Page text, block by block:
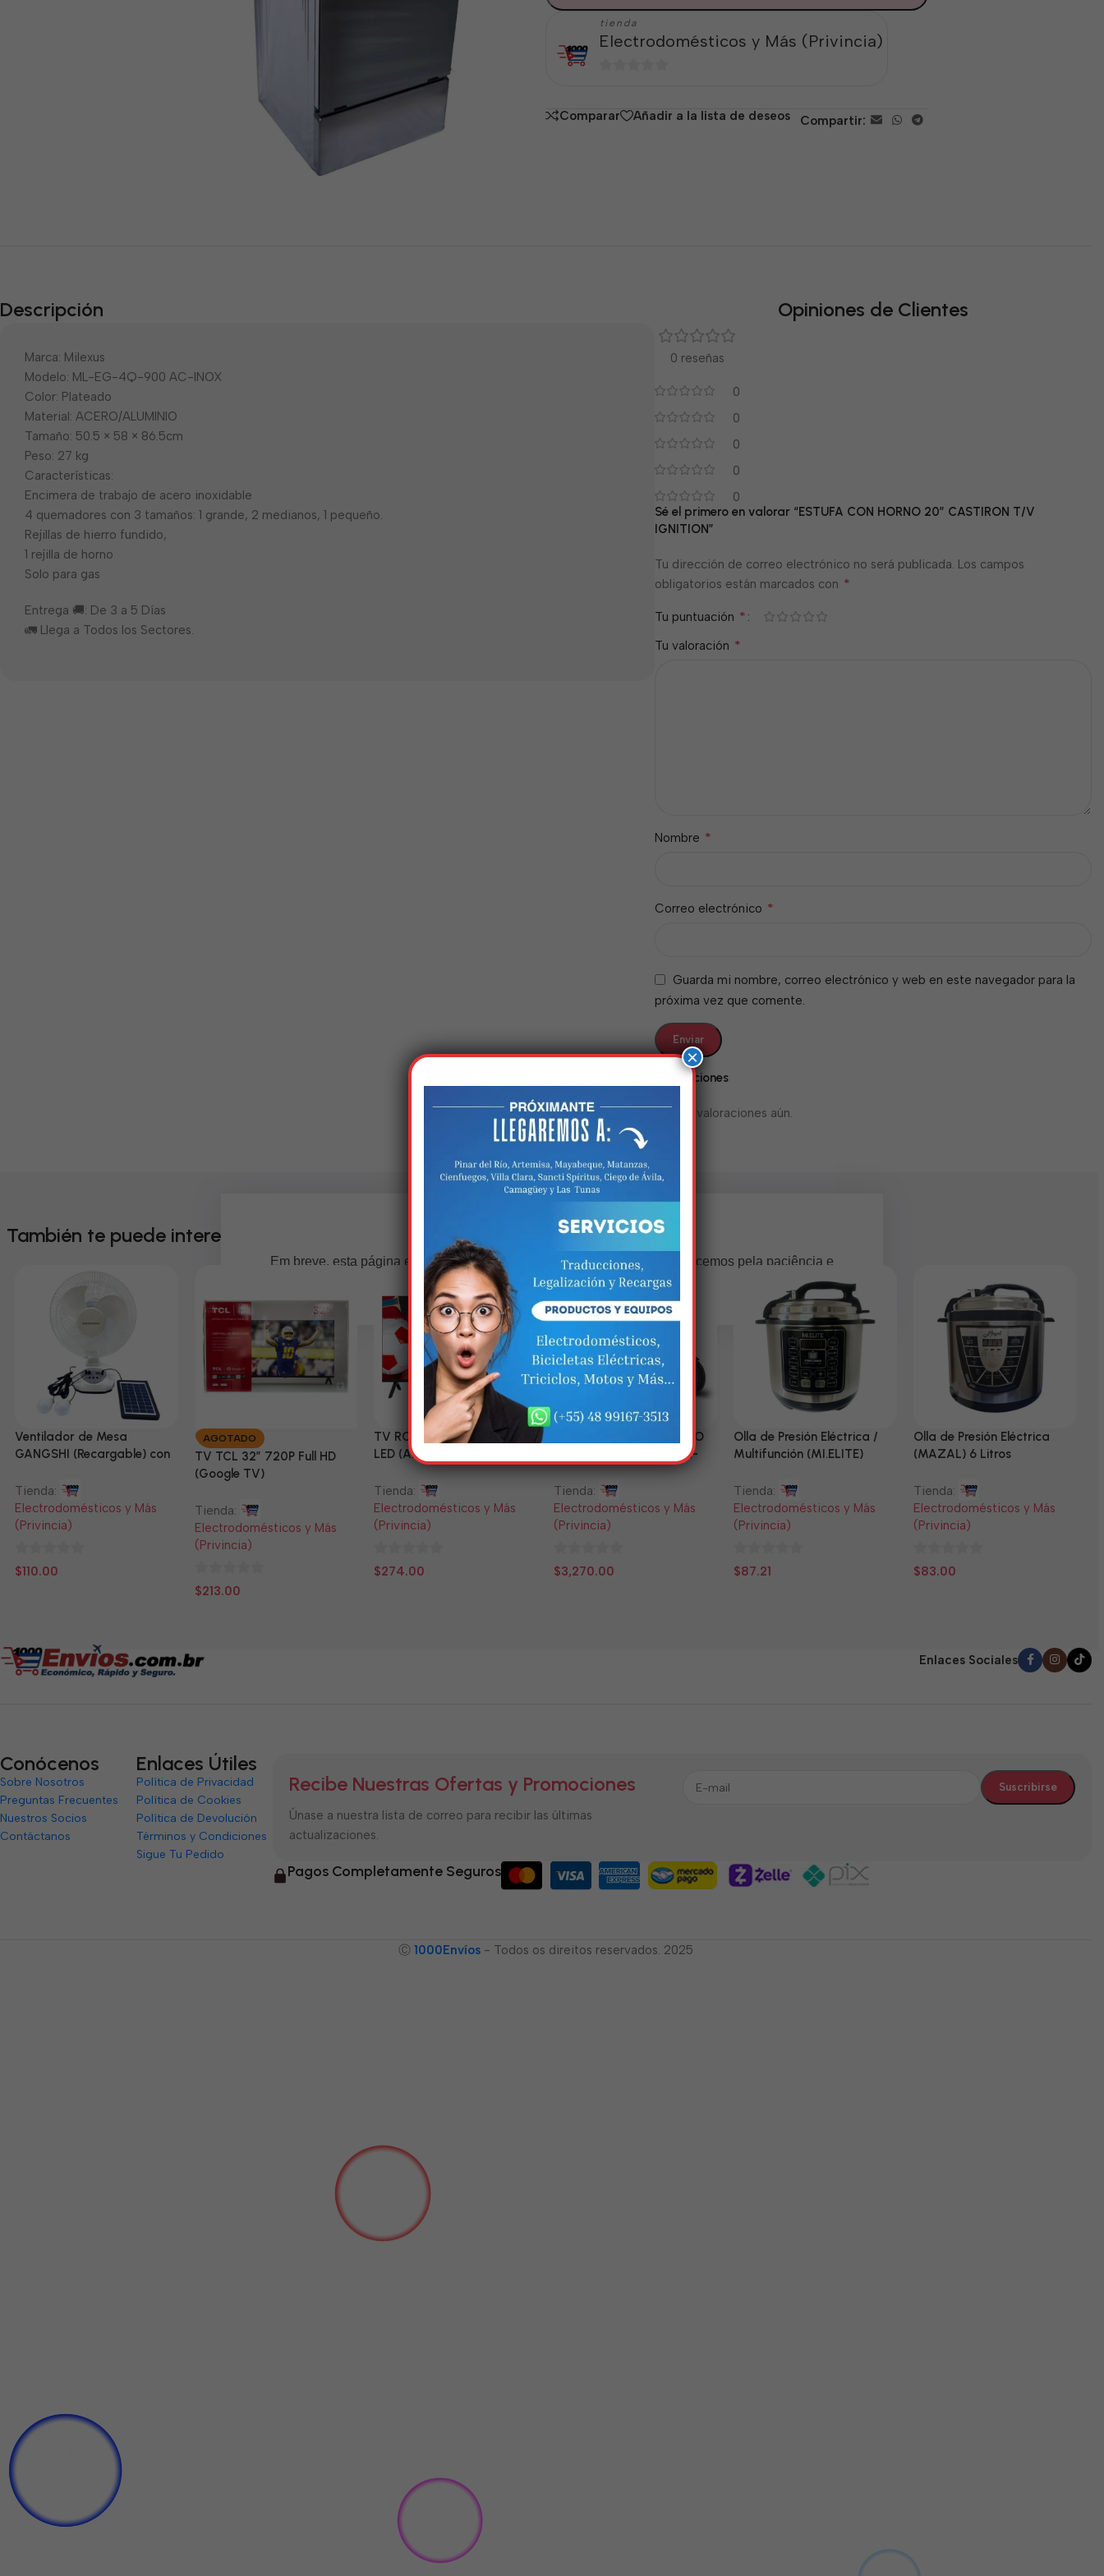
tienda
Electrodomésticos y Más (Privincia)
5
Comparar Añadir a la lista de deseos Compartir:
Descripción
Marca: Milexus
Modelo: ML-EG-4Q-900 AC-INOX
Color: Plateado
Material: ACERO/ALUMINIO
Tamaño: 50.5 × 58 × 86.5cm
Peso: 27 kg
Características:
Encimera de trabajo de acero inoxidable
4 quemadores con 3 tamaños: 1 grande, 2 medianos, 1 pequeño.
Rejillas de hierro fundido,
1 rejilla de horno
Solo para gas
Entrega 🚚: De 3 a 5 Días
🚛 Llega a Todos los Sectores.
Opiniones de Clientes
0 reseñas
0
0
0
0
0
Valoraciones
No hay valoraciones aún.
Sé el primero en valorar “ESTUFA CON HORNO 20″ CASTIRON T/V
IGNITION”
Tu dirección de correo electrónico no será publicada. Los campos
obligatorios están marcados con *
Tu puntuación *
Tu valoración *
Nombre *
Correo electrónico *
Guarda mi nombre, correo electrónico y web en este navegador para la
próxima vez que comente.
También te puede interesar
Ventilador de Mesa
GANGSHI (Recargable) con
Tienda:
Electrodomésticos y Más
(Privincia)
0
$110.00
AGOTADO
TV TCL 32” 720P Full HD
(Google TV)
Tienda:
Electrodomésticos y Más
(Privincia)
0
$213.00
TV RCA 43” 1080P Full HD
LED (Android Smart TV)
Tienda:
Electrodomésticos y Más
(Privincia)
0
$274.00
Triciclo Eléctrico (MODELO
ZJ150-R) 60V/45~52AH-
1200W
Tienda:
Electrodomésticos y Más
(Privincia)
0
$3,270.00
Olla de Presión Eléctrica /
Multifunción (MI.ELITE)
Tienda:
Electrodomésticos y Más
(Privincia)
0
$87.21
Olla de Presión Eléctrica
(MAZAL) 6 Litros
Tienda:
Electrodomésticos y Más
(Privincia)
0
$83.00
Enlaces Sociales
Conócenos
Sobre Nosotros
Preguntas Frecuentes
Nuestros Socios
Contáctanos
Enlaces Útiles
Política de Privacidad
Política de Cookies
Política de Devolución
Términos y Condiciones
Sigue Tu Pedido
Recibe Nuestras Ofertas y Promociones
Únase a nuestra lista de correo para recibir las últimas
actualizaciones.
Pagos Completamente Seguros
Ⓒ 1000Envíos - Todos os direitos reservados. 2025
×
Estamos trabalhando nisso!
Em breve, esta página estará disponível com novidades incríveis. Agradecemos pela paciência e
compreensão.